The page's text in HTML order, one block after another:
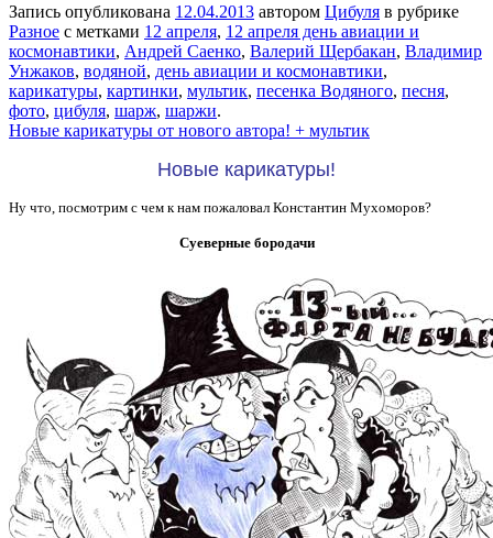
Запись опубликована 12.04.2013 автором Цибуля в рубрике
Разное с метками 12 апреля, 12 апреля день авиации и
космонавтики, Андрей Саенко, Валерий Щербакан, Владимир
Унжаков, водяной, день авиации и космонавтики,
карикатуры, картинки, мультик, песенка Водяного, песня,
фото, цибуля, шарж, шаржи.
Новые карикатуры от нового автора! + мультик
Новые карикатуры!
Ну что, посмотрим с чем к нам пожаловал Константин Мухоморов?
Суеверные бородачи